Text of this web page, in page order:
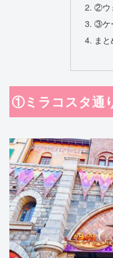
②ウ
③ケ
まと
①ミラコスタ通